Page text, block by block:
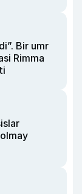
Bir umr
Rimma